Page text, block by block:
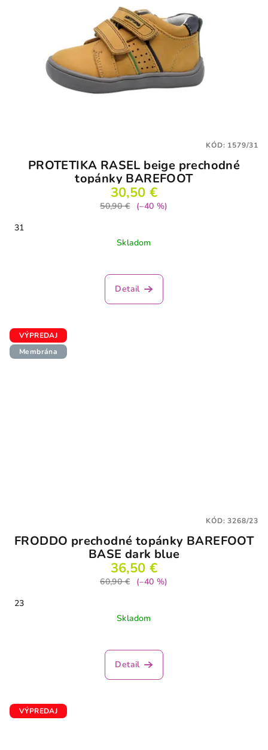
PROTETIKA RASEL beige prechodné
topánky BAREFOOT
30,50 €
50,90 €
(–40 %)
31
Skladom
Detail
KÓD: 1579/31
VÝPREDAJ
Membrána
FRODDO prechodné topánky BAREFOOT
BASE dark blue
36,50 €
60,90 €
(–40 %)
23
Skladom
Detail
KÓD:3268/23
VÝPREDAJ